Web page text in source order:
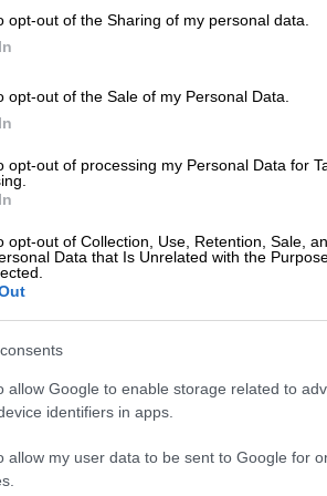
opt-out of the Sharing of my personal data.
opt-out of the Sale of my Personal Data.
opt-out of processing my Personal Data for
opt-out of Collection, Use, Retention, Sale,
Data that Is Unrelated with the
allow Google to enable storage related to
identifiers in apps.
allow my user data to be sent to Google for
Ακριβότερες από αύριο
υπολογίζεται ο δασμός
Ιουλίου, το μεταβατικό
καθεστώς της ΕΕ για τις
εκτός Ευρωπαϊκής
των 3 ευρώ δεν
δέμα, αλλά ανά
προϊόντος